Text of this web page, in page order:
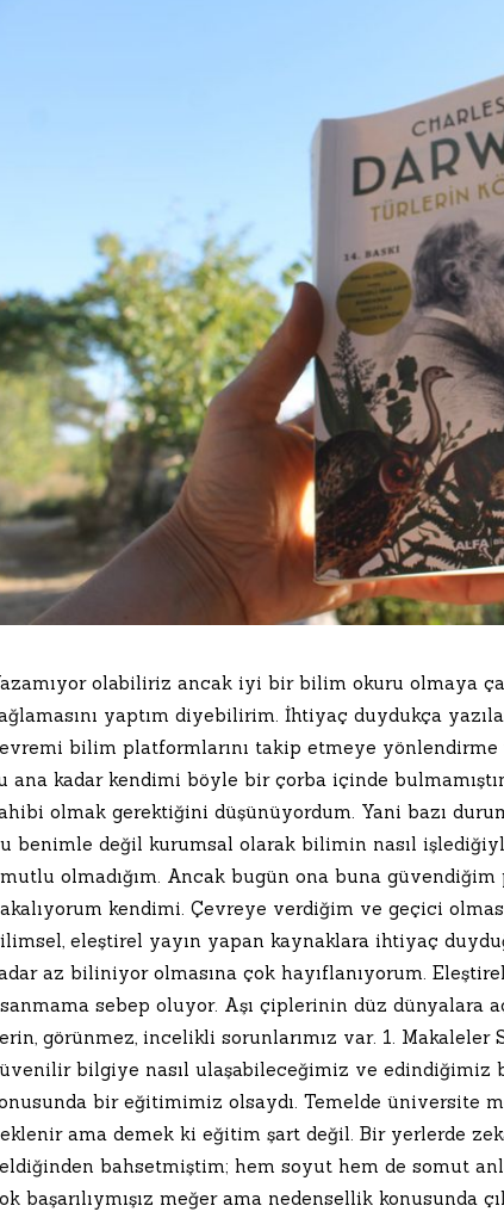
olabiliriz ancak iyi bir bilim okuru olmaya
yaptım diyebilirim. İhtiyaç duydukça
bilim platformlarını takip etmeye
ana kadar kendimi böyle bir çorba içinde
olmak gerektiğini düşünüyordum. Yani bazı
benimle değil kurumsal olarak bilimin nasıl
olmadığım. Ancak bugün ona buna
kendimi. Çevreye verdiğim ve geçici
eleştirel yayın yapan kaynaklara ihtiyaç
az biliniyor olmasına çok hayıflanıyorum.
sebep oluyor. Aşı çiplerinin düz dünyalara
görünmez, incelikli sorunlarımız var. 1.
bilgiye nasıl ulaşabileceğimiz ve edindiğimiz
bir eğitimimiz olsaydı. Temelde üniversite
ama demek ki eğitim şart değil. Bir yerlerde
bahsetmiştim; hem soyut hem de somut
başarılıymışız meğer ama nedensellik konusunda